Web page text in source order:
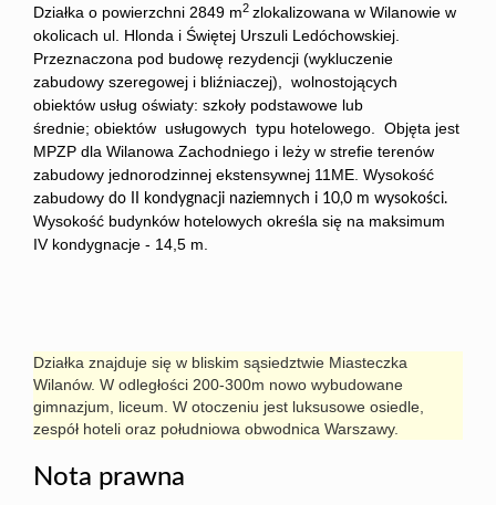
Działka o powierzchni 2849 m2 zlokalizowana w Wilanowie w
okolicach ul. Hlonda i Świętej Urszuli Ledóchowskiej.
Przeznaczona pod budowę rezydencji (wykluczenie
zabudowy szeregowej i bliźniaczej), wolnostojących
obiektów usług oświaty: szkoły podstawowe lub
średnie; obiektów usługowych typu hotelowego. Objęta jest
MPZP dla Wilanowa Zachodniego i leży w strefie terenów
zabudowy jednorodzinnej ekstensywnej 11ME. Wysokość
zabudowy do II kondygnacji naziemnych i 10,0 m wysokości.
Wysokość budynków hotelowych określa się na maksimum
IV kondygnacje - 14,5 m.
Działka znajduje się w bliskim sąsiedztwie Miasteczka
Wilanów. W odległości 200-300m nowo wybudowane
gimnazjum, liceum. W otoczeniu jest luksusowe osiedle,
zespół hoteli oraz południowa obwodnica Warszawy.
Nota prawna